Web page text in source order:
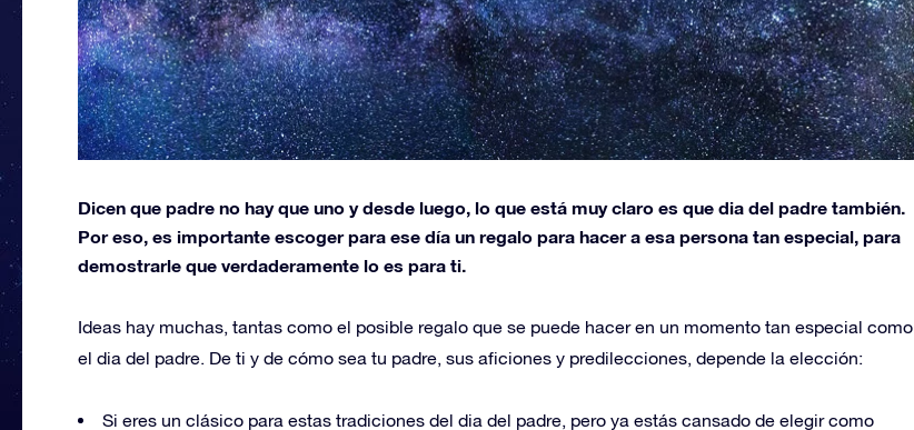
Dicen que padre no hay que uno y desde luego, lo que está muy claro es que dia del padre también.
Por eso, es importante escoger para ese día un regalo para hacer a esa persona tan especial, para
demostrarle que verdaderamente lo es para ti.
Ideas hay muchas, tantas como el posible regalo que se puede hacer en un momento tan especial como
el dia del padre. De ti y de cómo sea tu padre, sus aficiones y predilecciones, depende la elección:
Si eres un clásico para estas tradiciones del dia del padre, pero ya estás cansado de elegir como